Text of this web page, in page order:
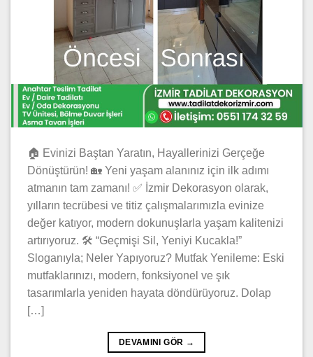
🏠 Evinizi Baştan Yaratın, Hayallerinizi Gerçeğe
Dönüştürün! 🏡 Yeni yaşam alanınız için ilk adımı
atmanın tam zamanı! ✅ İzmir Dekorasyon olarak,
yılların tecrübesi ve titiz çalışmalarımızla evinize
değer katıyor, modern dokunuşlarla yaşam kalitenizi
artırıyoruz. 🛠️ “Geçmişi Sil, Yeniyi Kucakla!”
Sloganıyla; Neler Yapıyoruz? Mutfak Yenileme: Eski
mutfaklarınızı, modern, fonksiyonel ve şık
tasarımlarla yeniden hayata döndürüyoruz. Dolap
[…]
DEVAMINI GÖR →